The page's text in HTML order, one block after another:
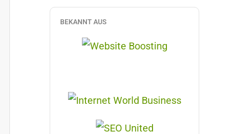
BEKANNT AUS